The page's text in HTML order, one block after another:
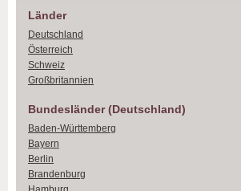
Länder
Deutschland
Österreich
Schweiz
Großbritannien
Bundesländer (Deutschland)
Baden-Württemberg
Bayern
Berlin
Brandenburg